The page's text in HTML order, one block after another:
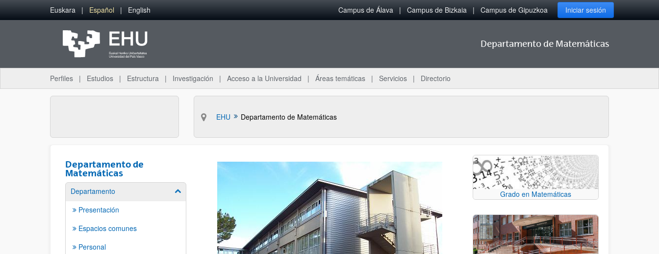
Saltar al contenido principal
Euskara Español English Campus de Álava Campus de Bizkaia Campus de Gipuzkoa Iniciar sesión
Departamento de Matemáticas
Perfiles Estudios Estructura Investigación Acceso a la Universidad Áreas temáticas Servicios Directorio
EHU Departamento de Matemáticas
Departamento de
Matemáticas
Departamento Mostrar/ocultar subpáginas
Presentación
Espacios comunes
Personal
Grado en Matemáticas